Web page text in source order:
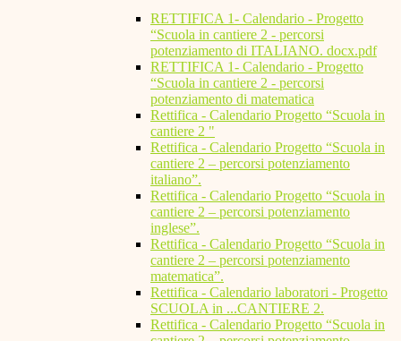
RETTIFICA 1- Calendario - Progetto
“Scuola in cantiere 2 - percorsi
potenziamento di ITALIANO. docx.pdf
RETTIFICA 1- Calendario - Progetto
“Scuola in cantiere 2 - percorsi
potenziamento di matematica
Rettifica - Calendario Progetto “Scuola in
cantiere 2 "
Rettifica - Calendario Progetto “Scuola in
cantiere 2 – percorsi potenziamento
italiano”.
Rettifica - Calendario Progetto “Scuola in
cantiere 2 – percorsi potenziamento
inglese”.
Rettifica - Calendario Progetto “Scuola in
cantiere 2 – percorsi potenziamento
matematica”.
Rettifica - Calendario laboratori - Progetto
SCUOLA in ...CANTIERE 2.
Rettifica - Calendario Progetto “Scuola in